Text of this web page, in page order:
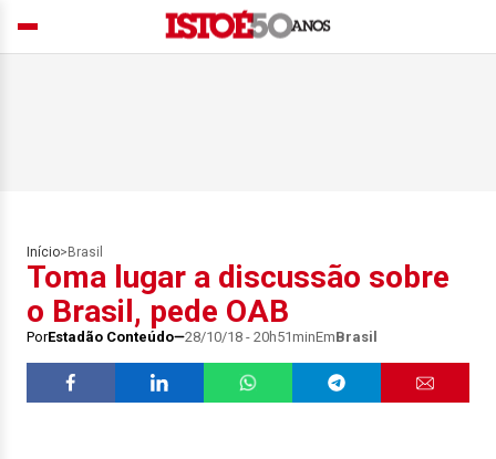
Início> Brasil
Toma lugar a discussão sobre
o Brasil, pede OAB
PorEstadão Conteúdo 28/10/18 - 20h51minEmBrasil